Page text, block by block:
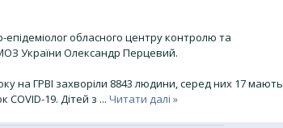
епідеміолог обласного центру контролю та
України Олександр Перцевий.
на ГРВІ захворіли 8843 людини, серед них 17 мають
19. Дітей з ... Читати далі »